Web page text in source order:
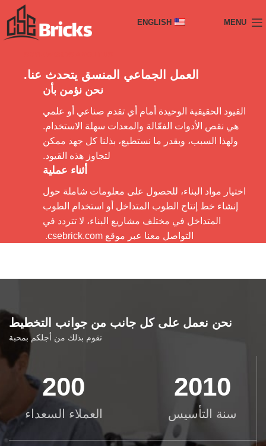
MENU
ENGLISH
العمل الجماعي المنسق يتحدث عنا.
نحن نؤمن بأن
القيود الحقيقية الوحيدة أمام أي تقدم صناعي أو علمي
هي نقص الأدوات الفعّالة والمعدات سهلة الاستخدام.
ولهذا السبب، وبقدر ما نستطيع، بذلنا كل جهد ممكن
لتجاوز هذه القيود.
أثناء عملية
اختيار مواد البناء، للحصول على معلومات شاملة حول
إنشاء خط إنتاج الطوب المتداخل أو استخدام الطوب
المتداخل في مختلف مشاريع البناء، لا تتردد في
التواصل معنا عبر موقع csebrick.com.
نحن نعمل على كل جانب من جوانب التخطيط
نقوم بذلك من أجلكم بمحبة
2010
سنة التأسيس
200
العملاء السعداء